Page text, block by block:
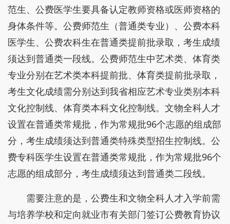
范生、公费医学生要具备认定教师资格或医师资格的
身体条件等。公费师范生（普通类专业）、公费本科
医学生、公费农科生在普通类提前批录取，考生成绩
须达到普通类一段线。公费师范生中艺术类、体育类
专业分别在艺术类本科提前批、体育类提前批录取，
考生文化成绩需分别达到我省相应艺术专业类别本科
文化控制线、体育类本科文化控制线。文物全科人才
设置在普通类常规批，作为常规批96个志愿的组成部
分，考生成绩须达到普通类特殊类型招生控制线。公
费专科医学生设置在普通类常规批，作为常规批96个
志愿的组成部分，考生成绩须达到普通类二段线。
需要注意的是，公费生和文物全科人才入学前需
与培养学校和定向就业市有关部门签订公费教育协议